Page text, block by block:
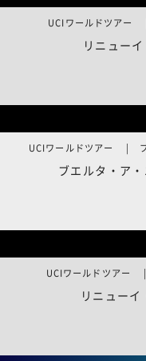
リニュー
UCIワールドツアー
ブエルタ・ア
UCIワールドツアー | ブ
リニュー
UCIワールドツアー